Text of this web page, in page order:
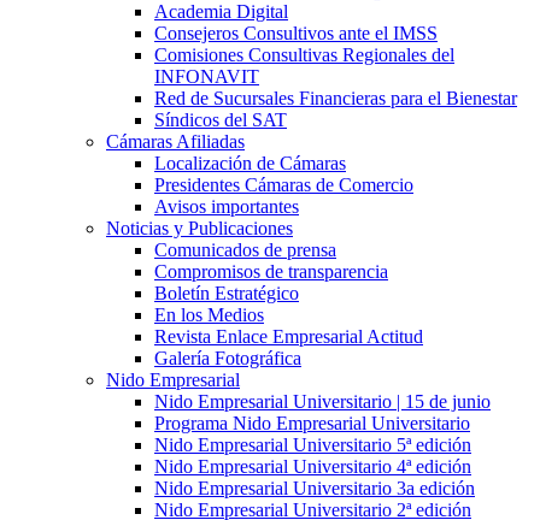
Academia Digital
Consejeros Consultivos ante el IMSS
Comisiones Consultivas Regionales del
INFONAVIT
Red de Sucursales Financieras para el Bienestar
Síndicos del SAT
Cámaras Afiliadas
Localización de Cámaras
Presidentes Cámaras de Comercio
Avisos importantes
Noticias y Publicaciones
Comunicados de prensa
Compromisos de transparencia
Boletín Estratégico
En los Medios
Revista Enlace Empresarial Actitud
Galería Fotográfica
Nido Empresarial
Nido Empresarial Universitario | 15 de junio
Programa Nido Empresarial Universitario
Nido Empresarial Universitario 5ª edición
Nido Empresarial Universitario 4ª edición
Nido Empresarial Universitario 3a edición
Nido Empresarial Universitario 2ª edición